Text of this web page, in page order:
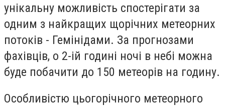
унікальну можливість спостерігати за
одним з найкращих щорічних метеорних
потоків - Гемінідами. За прогнозами
фахівців, о 2-ій годині ночі в небі можна
буде побачити до 150 метеорів на годину.
Особливістю цьогорічного метеорного